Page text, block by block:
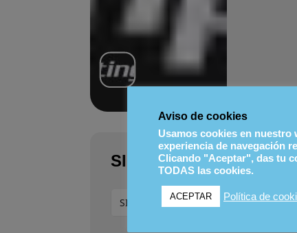
SIGUIENTES EVENTOS
SIN EVENTOS
Aviso de cookies
Usamos cookies en nuestro
experiencia de navegación
Clicando "Aceptar", das tu
TODAS las cookies.
ACEPTAR Política de